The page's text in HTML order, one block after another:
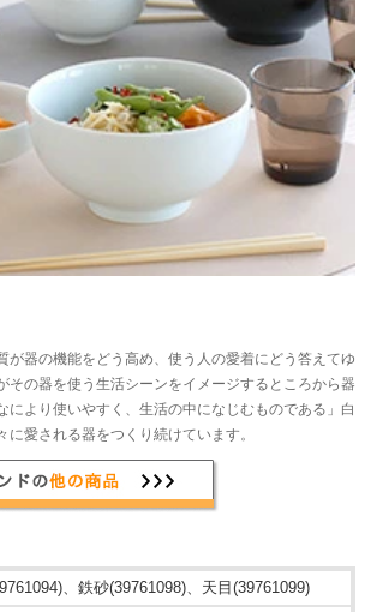
が器の機能をどう高め、使う人の愛着にどう答えてゆ
その器を使う生活シーンをイメージするところから器
により使いやすく、生活の中になじむものである」白
に愛される器をつくり続けています。
、鉄砂(39761098)、天目(39761099)